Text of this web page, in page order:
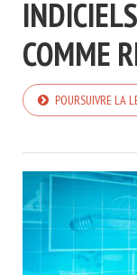
COMME
POURSUIVRE LA